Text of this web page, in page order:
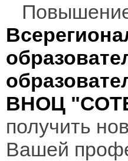
ВНОЦ
получить
Вашей